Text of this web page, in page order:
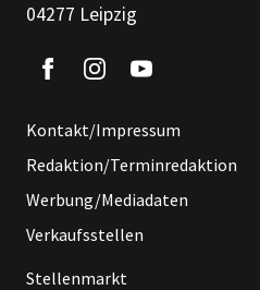
04277 Leipzig
Kontakt/Impressum
Redaktion/Terminredaktion
Werbung/Mediadaten
Verkaufsstellen
Stellenmarkt